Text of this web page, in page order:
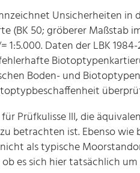
Unsicherheiten
(BK 50; gröberer
1:5.000. Daten der LBK
Boden- und
Prüfkulisse III, die
betrachten ist. Ebenso
als typische
es sich hier tatsächlich